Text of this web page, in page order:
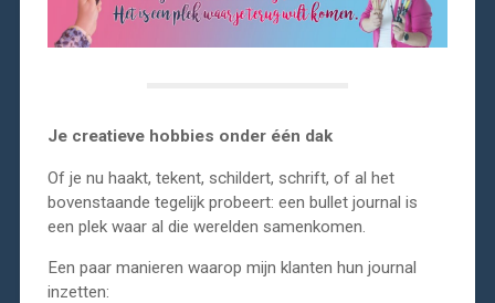
Je creatieve hobbies onder één dak
Of je nu haakt, tekent, schildert, schrift, of al het
bovenstaande tegelijk probeert: een bullet journal is
een plek waar al die werelden samenkomen.
Een paar manieren waarop mijn klanten hun journal
inzetten: